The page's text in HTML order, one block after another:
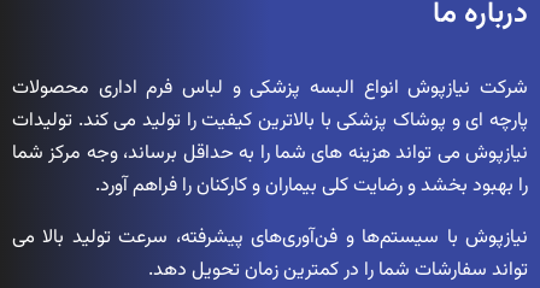
درباره ما
شرکت نیازپوش انواع البسه پزشکی و لباس فرم اداری محصولات
پارچه ای و پوشاک پزشکی با بالاترین کیفیت را تولید می کند. تولیدات
نیازپوش می تواند هزینه های شما را به حداقل برساند، وجه مرکز شما
را بهبود بخشد و رضایت کلی بیماران و کارکنان را فراهم آورد.
نیازپوش با سیستم‌ها و فن‌آوری‌های پیشرفته، سرعت تولید بالا می
تواند سفارشات شما را در کمترین زمان تحویل دهد.